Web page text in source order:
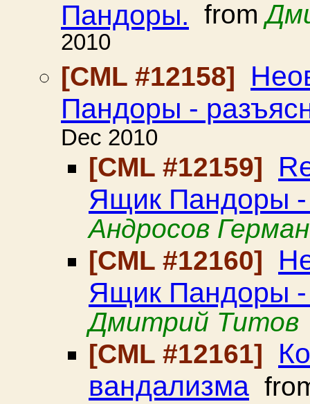
Пандоры. from
2010
[CML #12158]
Пандоры -
Dec 2010
[CML #12159]
Ящик Пандоры -
Андросов Герман
[CML #12160]
Ящик Пандоры -
Дмитрий Титов
[CML #12161]
вандализма